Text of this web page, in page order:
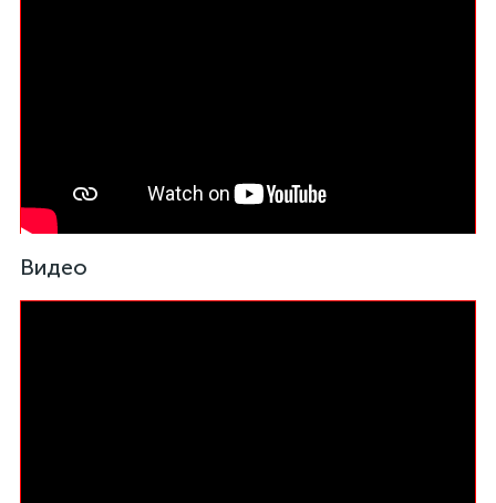
Видео